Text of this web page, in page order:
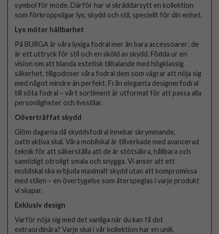
symbol för mode. Därför har vi skräddarsytt en kollektion
som förkroppsligar lyx, skydd och stil, speciellt för din enhet.
Lyx möter hållbarhet
På BURGA är våra lyxiga fodral mer än bara accessoarer; de
är ett uttryck för stil och en sköld av skydd. Födda ur en
vision om att blanda estetisk tilltalande med högklassig
säkerhet, tillgodoser våra fodral dem som vägrar att nöja sig
med något mindre än perfekt. Från eleganta designerfodral
till söta fodral – vårt sortiment är utformat för att passa alla
personligheter och livsstilar.
Oöverträffat skydd
Glöm dagarna då skyddsfodral innebar skrymmande,
oattraktiva skal. Våra mobilskal är tillverkade med avancerad
teknik för att säkerställa att de är stötsäkra, hållbara och
samtidigt otroligt smala och snygga. Vi anser att ett
mobilskal ska erbjuda maximalt skydd utan att kompromissa
med stilen – en övertygelse som återspeglas i varje produkt
vi skapar.
Exklusiv design
Varför nöja sig med det vanliga när du kan få det
extraordinära? Varje skal i vår kollektion har en unik,